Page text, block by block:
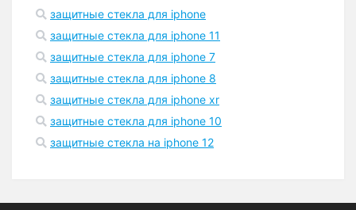
защитные стекла для iphone
защитные стекла для iphone 11
защитные стекла для iphone 7
защитные стекла для iphone 8
защитные стекла для iphone xr
защитные стекла для iphone 10
защитные стекла на iphone 12